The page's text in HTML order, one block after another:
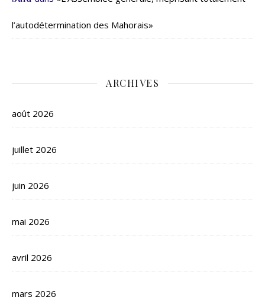
l’autodétermination des Mahorais»
ARCHIVES
août 2026
juillet 2026
juin 2026
mai 2026
avril 2026
mars 2026